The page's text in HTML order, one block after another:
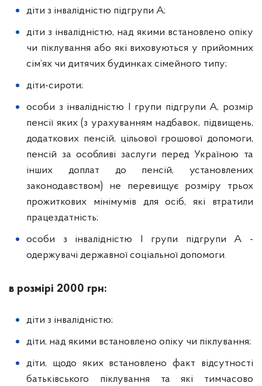
діти з інвалідністю підгрупи А;
діти з інвалідністю, над якими встановлено опіку
чи піклування або які виховуються у прийомних
сім’ях чи дитячих будинках сімейного типу;
діти-сироти;
особи з інвалідністю І групи підгрупи А, розмір
пенсії яких (з урахуванням надбавок, підвищень,
додаткових пенсій, цільової грошової допомоги,
пенсій за особливі заслуги перед Україною та
інших доплат до пенсій, установлених
законодавством) не перевищує розміру трьох
прожиткових мінімумів для осіб, які втратили
працездатність;
особи з інвалідністю I групи підгрупи А -
одержувачі державної соціальної допомоги.
в розмірі 2000 грн:
діти з інвалідністю;
діти, над якими встановлено опіку чи піклування;
діти, щодо яких встановлено факт відсутності
батьківського піклування та які тимчасово